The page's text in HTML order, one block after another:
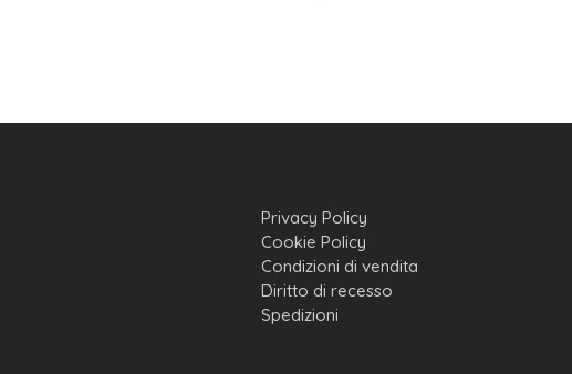
Privacy Policy
Cookie Policy
Condizioni di vendita
Diritto di recesso
Spedizioni